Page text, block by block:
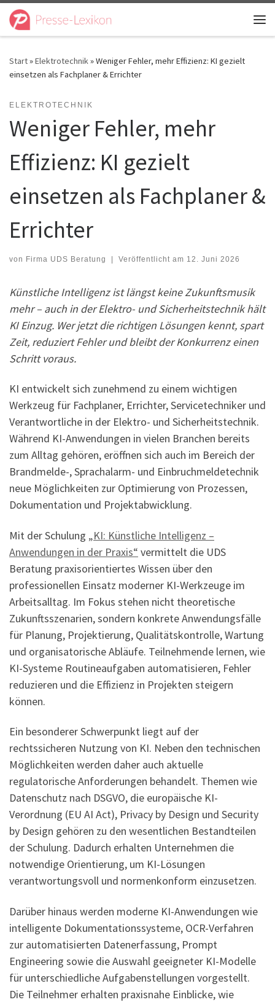
Zum Inhalt springen
Start»Elektrotechnik»Weniger Fehler, mehr Effizienz: KI gezielt
einsetzen als Fachplaner & Errichter
ELEKTROTECHNIK
Weniger Fehler, mehr
Effizienz: KI gezielt
einsetzen als Fachplaner &
Errichter
von Firma UDS Beratung | Veröffentlicht am 12. Juni 2026
Künstliche Intelligenz ist längst keine Zukunftsmusik
mehr – auch in der Elektro- und Sicherheitstechnik hält
KI Einzug. Wer jetzt die richtigen Lösungen kennt, spart
Zeit, reduziert Fehler und bleibt der Konkurrenz einen
Schritt voraus.
KI entwickelt sich zunehmend zu einem wichtigen
Werkzeug für Fachplaner, Errichter, Servicetechniker und
Verantwortliche in der Elektro- und Sicherheitstechnik.
Während KI-Anwendungen in vielen Branchen bereits
zum Alltag gehören, eröffnen sich auch im Bereich der
Brandmelde-, Sprachalarm- und Einbruchmeldetechnik
neue Möglichkeiten zur Optimierung von Prozessen,
Dokumentation und Projektabwicklung.
Mit der Schulung „KI: Künstliche Intelligenz –
Anwendungen in der Praxis“ vermittelt die UDS
Beratung praxisorientiertes Wissen über den
professionellen Einsatz moderner KI-Werkzeuge im
Arbeitsalltag. Im Fokus stehen nicht theoretische
Zukunftsszenarien, sondern konkrete Anwendungsfälle
für Planung, Projektierung, Qualitätskontrolle, Wartung
und organisatorische Abläufe. Teilnehmende lernen, wie
KI-Systeme Routineaufgaben automatisieren, Fehler
reduzieren und die Effizienz in Projekten steigern
können.
Ein besonderer Schwerpunkt liegt auf der
rechtssicheren Nutzung von KI. Neben den technischen
Möglichkeiten werden daher auch aktuelle
regulatorische Anforderungen behandelt. Themen wie
Datenschutz nach DSGVO, die europäische KI-
Verordnung (EU AI Act), Privacy by Design und Security
by Design gehören zu den wesentlichen Bestandteilen
der Schulung. Dadurch erhalten Unternehmen die
notwendige Orientierung, um KI-Lösungen
verantwortungsvoll und normenkonform einzusetzen.
Darüber hinaus werden moderne KI-Anwendungen wie
intelligente Dokumentationssysteme, OCR-Verfahren
zur automatisierten Datenerfassung, Prompt
Engineering sowie die Auswahl geeigneter KI-Modelle
für unterschiedliche Aufgabenstellungen vorgestellt.
Die Teilnehmer erhalten praxisnahe Einblicke, wie